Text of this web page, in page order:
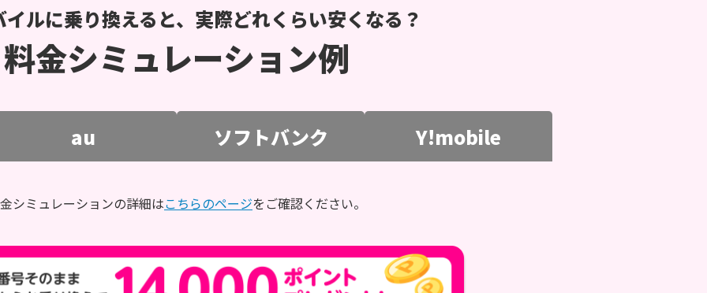
ルに乗り換えると、実際どれくらい安くなる？
料金シミュレーション例
au ソフトバンク Y!mobile
シミュレーションの詳細はこちらのページをご確認ください。